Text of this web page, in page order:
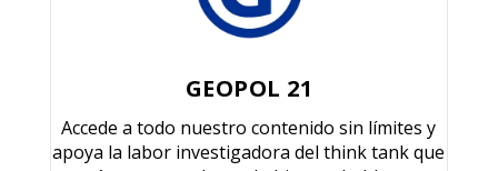
GEOPOL 21
Accede a todo nuestro contenido sin límites y
apoya la labor investigadora del think tank que